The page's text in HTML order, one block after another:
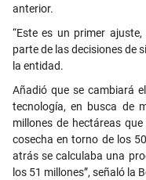
anterior.
“Este es un primer
parte de las decisiones de
la entidad.
Añadió que se cambiará
tecnología, en busca de
millones de hectáreas
cosecha en torno de los
atrás se calculaba una
los 51 millones”, señaló la